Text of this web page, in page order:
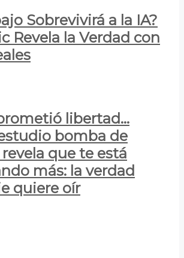
Sobrevivirá a la IA?
Revela la Verdad con
libertad…
bomba de
que te está
más: la verdad
quiere oír